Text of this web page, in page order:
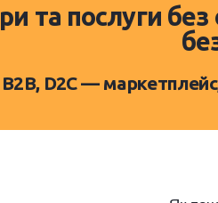
та послуги
B2B, D2C —